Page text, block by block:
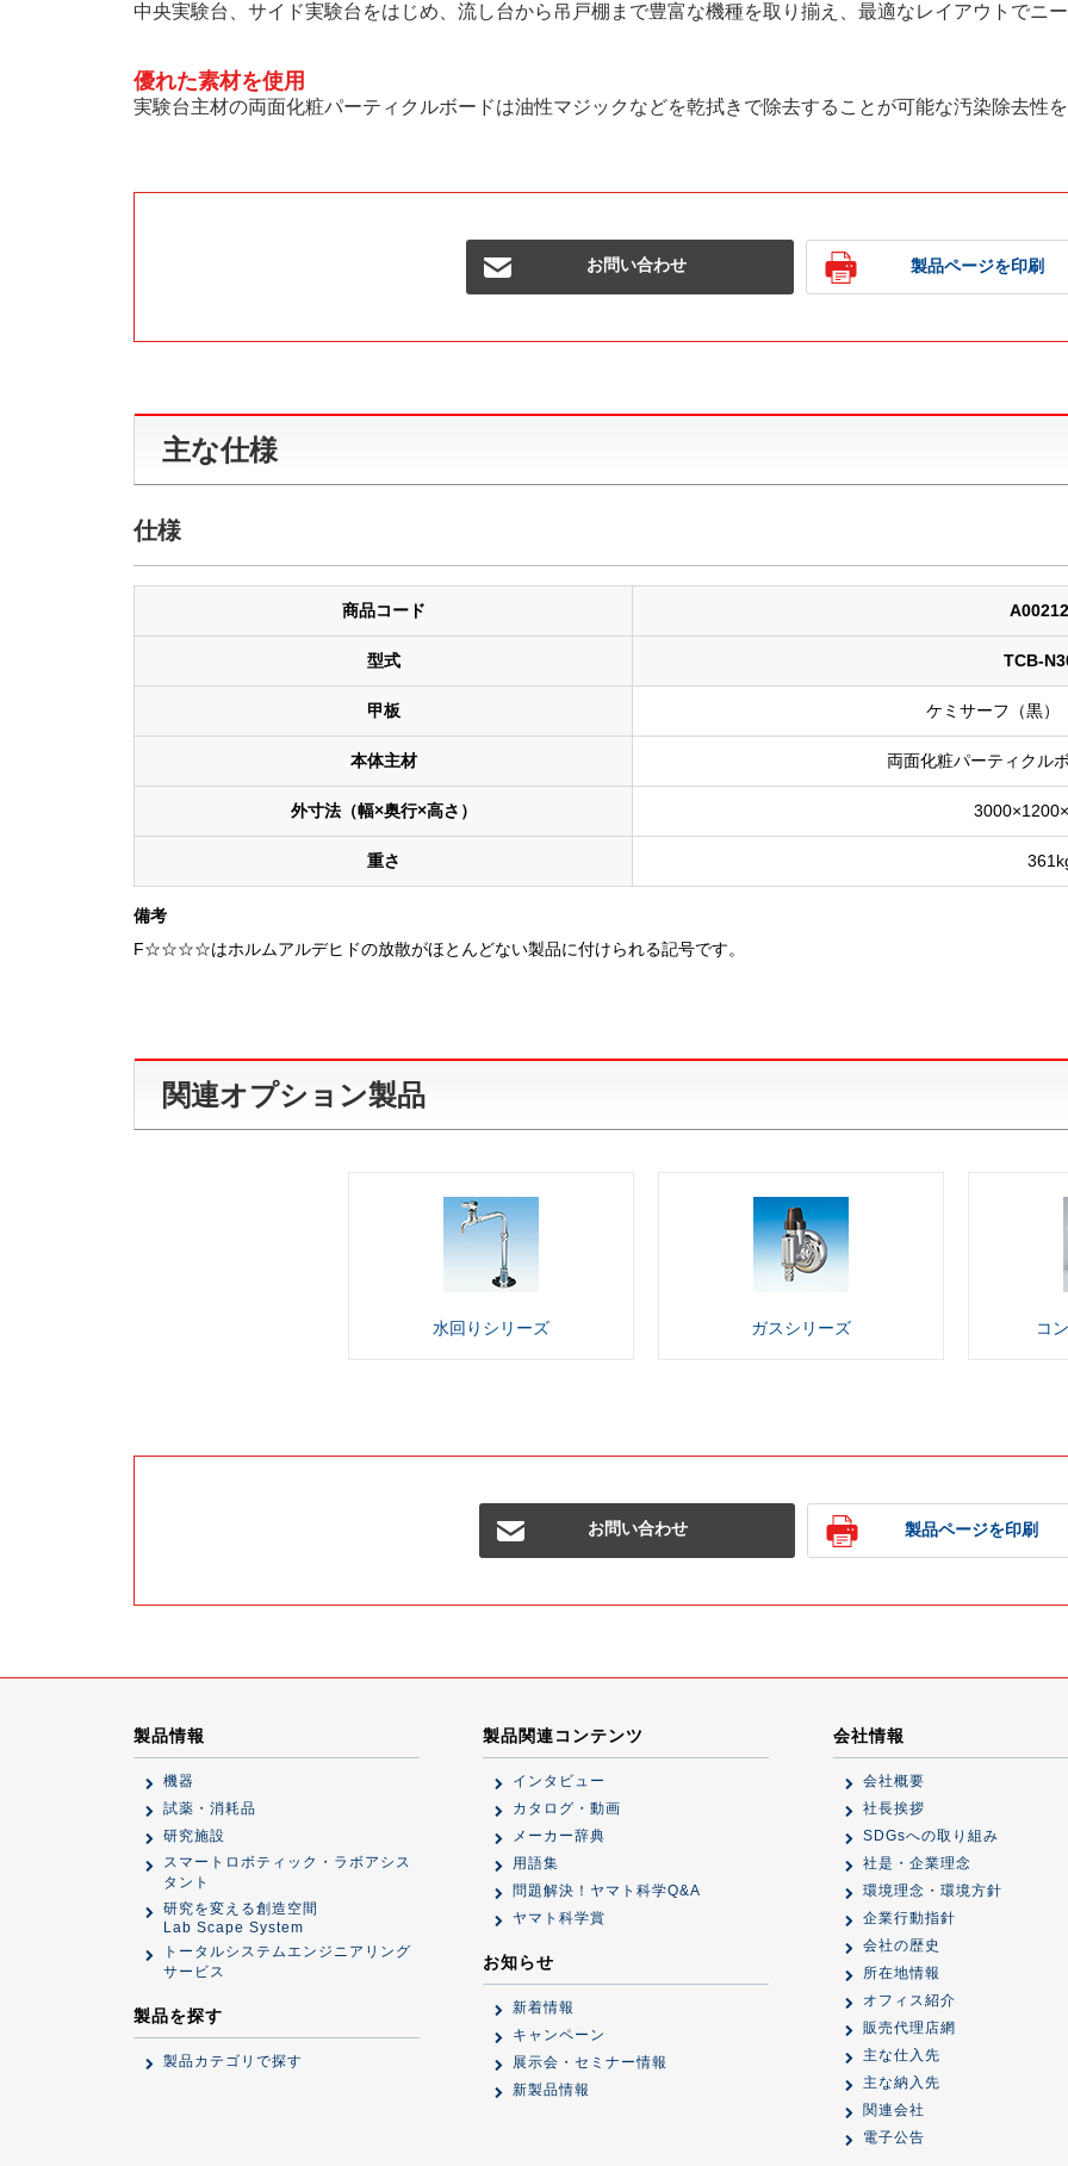
中央実験台、サイド実験台をはじめ、流し台から吊戸棚まで豊富な機種を取り揃え、最適なレイアウトでニー
優れた素材を使用
実験台主材の両面化粧パーティクルボードは油性マジックなどを乾拭きで除去することが可能な汚染除去性
お問い合わせ 製品ページを印刷
主な仕様
仕様
商品コード
型式 TCB-
甲板 ケミサーフ（黒
本体主材 両面化粧パーティク
外寸法（幅×奥行×高さ）
重さ
備考
F☆☆☆☆はホルムアルデヒドの放散がほとんどない製品に付けられる記号です。
関連オプション製品
水回り シリーズ ガスシリーズ コ
お問い合わせ 製品ページを印刷
製品情報
機器
試薬・消耗品
研究施設
スマートロボティック・ラボアシス
タント
研究を変える創造空間
Lab Scape System
トータルシステムエンジニアリング
サービス
製品を探す
製品カテゴリで探す
製品関連コンテンツ
インタビュー
カタログ・動画
メーカー辞典
用語集
問題解決！ヤマト科学Q&A
ヤマト科学賞
お知らせ
新着情報
キャンペーン
展示会・セミナー情報
新製品情報
会社情報
会社概要
社長挨拶
SDGsへの取り組み
社是・企業理念
環境理念・環境方針
企業行動指針
会社の歴史
所在地情報
オフィス紹介
販売代理店網
主な仕入先
主な納入先
関連会社
電子公告